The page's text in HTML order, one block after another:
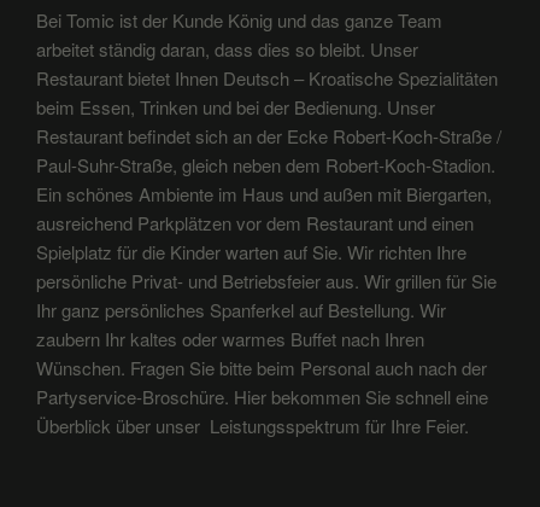
Bei Tomic ist der Kunde König und das ganze Team
arbeitet ständig daran, dass dies so bleibt. Unser
Restaurant bietet Ihnen Deutsch – Kroatische Spezialitäten
beim Essen, Trinken und bei der Bedienung. Unser
Restaurant befindet sich an der Ecke Robert-Koch-Straße /
Paul-Suhr-Straße, gleich neben dem Robert-Koch-Stadion.
Ein schönes Ambiente im Haus und außen mit Biergarten,
ausreichend Parkplätzen vor dem Restaurant und einen
Spielplatz für die Kinder warten auf Sie. Wir richten Ihre
persönliche Privat- und Betriebsfeier aus. Wir grillen für Sie
Ihr ganz persönliches Spanferkel auf Bestellung. Wir
zaubern Ihr kaltes oder warmes Buffet nach Ihren
Wünschen. Fragen Sie bitte beim Personal auch nach der
Partyservice-Broschüre. Hier bekommen Sie schnell eine
Überblick über unser Leistungsspektrum für Ihre Feier.